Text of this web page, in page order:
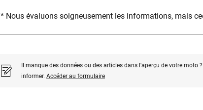
* Nous évaluons soigneusement les informations, mais
Il manque des données ou des articles dans l'aperçu de votre moto
informer. Accéder au formulaire